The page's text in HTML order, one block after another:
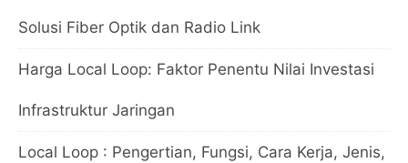
Solusi Fiber Optik dan Radio Link
Harga Local Loop: Faktor Penentu Nilai Investasi
Infrastruktur Jaringan
Local Loop : Pengertian, Fungsi, Cara Kerja, Jenis,